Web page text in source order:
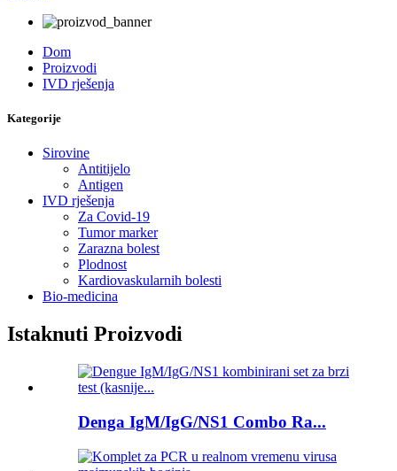
Dom
Proizvodi
IVD rješenja
Kategorije
Sirovine
Antitijelo
Antigen
IVD rješenja
Za Covid-19
Tumor marker
Zarazna bolest
Plodnost
Kardiovaskularnih bolesti
Bio-medicina
Istaknuti Proizvodi
Denga IgM/IgG/NS1 Combo Ra...